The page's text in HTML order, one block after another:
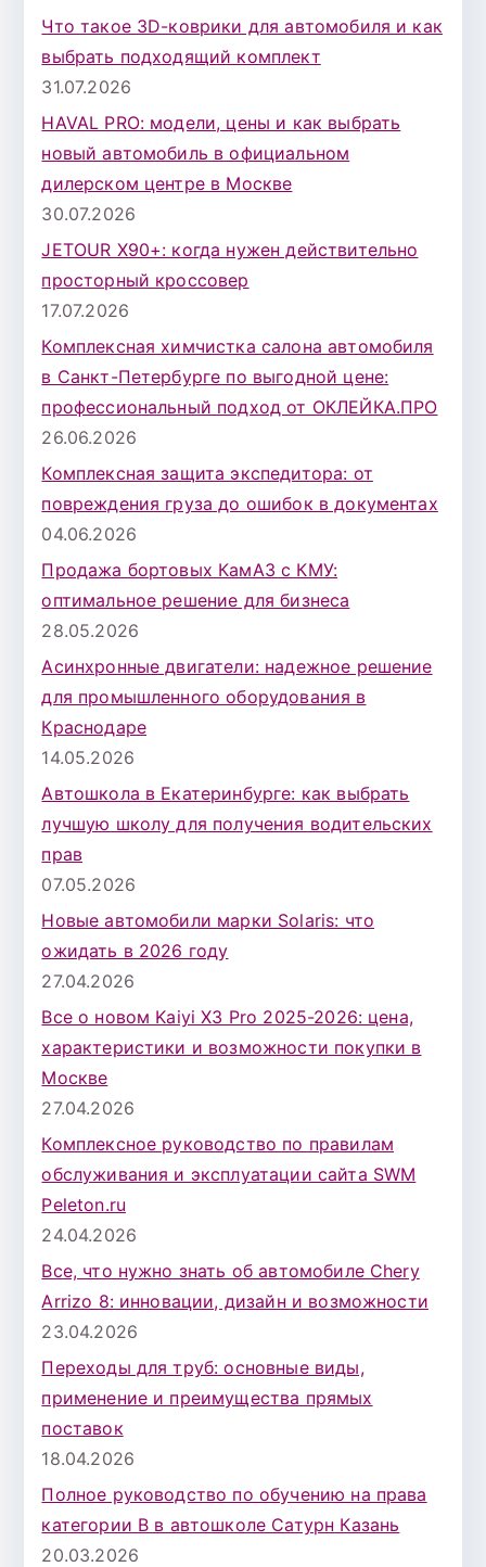
Что такое 3D-коврики для автомобиля и как
выбрать подходящий комплект
31.07.2026
HAVAL PRO: модели, цены и как выбрать
новый автомобиль в официальном
дилерском центре в Москве
30.07.2026
JETOUR X90+: когда нужен действительно
просторный кроссовер
17.07.2026
Комплексная химчистка салона автомобиля
в Санкт-Петербурге по выгодной цене:
профессиональный подход от ОКЛЕЙКА.ПРО
26.06.2026
Комплексная защита экспедитора: от
повреждения груза до ошибок в документах
04.06.2026
Продажа бортовых КамАЗ с КМУ:
оптимальное решение для бизнеса
28.05.2026
Асинхронные двигатели: надежное решение
для промышленного оборудования в
Краснодаре
14.05.2026
Автошкола в Екатеринбурге: как выбрать
лучшую школу для получения водительских
прав
07.05.2026
Новые автомобили марки Solaris: что
ожидать в 2026 году
27.04.2026
Все о новом Kaiyi X3 Pro 2025-2026: цена,
характеристики и возможности покупки в
Москве
27.04.2026
Комплексное руководство по правилам
обслуживания и эксплуатации сайта SWM
Peleton.ru
24.04.2026
Все, что нужно знать об автомобиле Chery
Arrizo 8: инновации, дизайн и возможности
23.04.2026
Переходы для труб: основные виды,
применение и преимущества прямых
поставок
18.04.2026
Полное руководство по обучению на права
категории B в автошколе Сатурн Казань
20.03.2026